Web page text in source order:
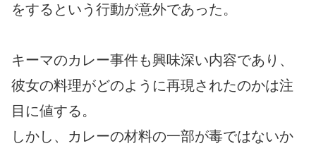
をするという行動が意外であった。
キーマのカレー事件も興味深い内容であり、
彼女の料理がどのように再現されたのかは注
目に値する。
しかし、カレーの材料の一部が毒ではないか